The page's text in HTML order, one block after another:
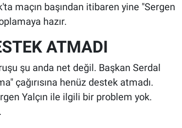
maçın başından itibaren yine "Sergen
hazır.
ATMADI
şu anda net değil. Başkan Serdal
çağırısına henüz destek atmadı.
Yalçın ile ilgili bir problem yok.